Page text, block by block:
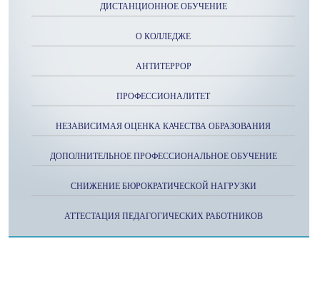
ДИСТАНЦИОННОЕ ОБУЧЕНИЕ
О КОЛЛЕДЖЕ
АНТИТЕРРОР
ПРОФЕССИОНАЛИТЕТ
НЕЗАВИСИМАЯ ОЦЕНКА КАЧЕСТВА ОБРАЗОВАНИЯ
ДОПОЛНИТЕЛЬНОЕ ПРОФЕССИОНАЛЬНОЕ ОБУЧЕНИЕ
СНИЖЕНИЕ БЮРОКРАТИЧЕСКОЙ НАГРУЗКИ
АТТЕСТАЦИЯ ПЕДАГОГИЧЕСКИХ РАБОТНИКОВ